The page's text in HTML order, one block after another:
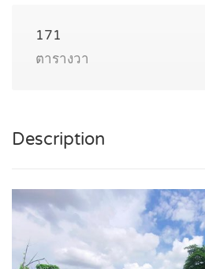
171
ตารางวา
Description